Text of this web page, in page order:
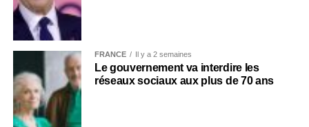
FRANCE Il y a 2 semaines
Le gouvernement va interdire les
réseaux sociaux aux plus de 70 ans